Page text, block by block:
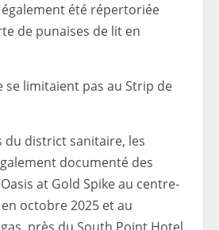
été répertoriée
de punaises de lit en
se limitaient pas au Strip de
du district sanitaire, les
documenté des
at Gold Spike au centre-
octobre 2025 et au